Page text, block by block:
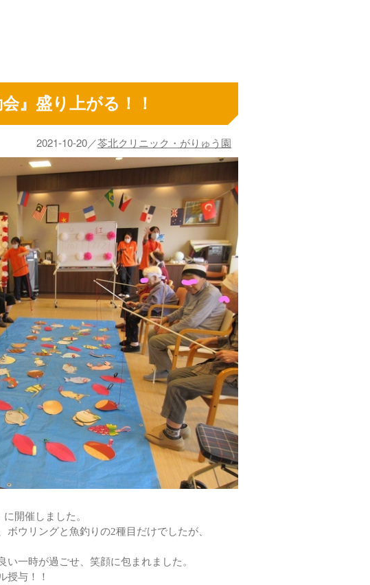
』盛り上がる！！
2021-10-20／苓北クリニック・がりゅう園
開催しました。
ウリングと魚釣りの2種目だけでしたが、
一時が過ごせ、笑顔に包まれました。
授与！！